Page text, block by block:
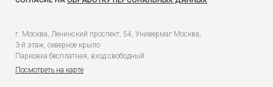
г. Москва, Ленинский проспект, 54, Универмаг Москва,
3-й этаж, северное крыло
Парковка бесплатная, вход свободный.
Посмотреть на карте